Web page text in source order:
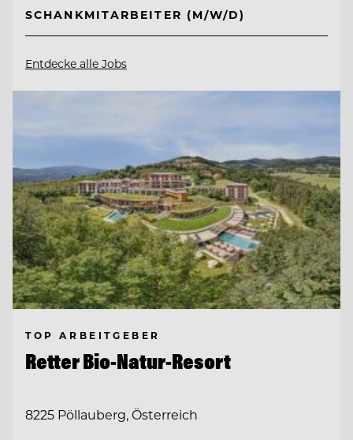
SCHANKMITARBEITER (M/W/D)
Entdecke alle Jobs
TOP ARBEITGEBER
Retter Bio-Natur-Resort
8225 Pöllauberg, Österreich